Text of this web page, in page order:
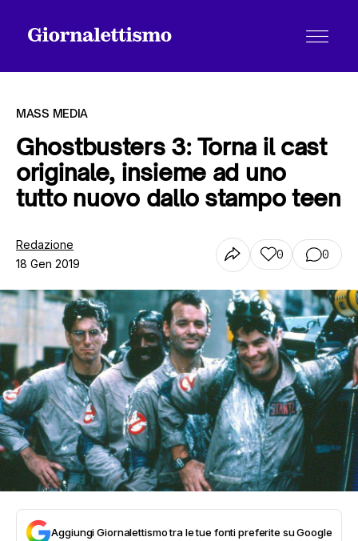
Tutti gli articoli
Chi siamo
Contatti
MASS MEDIA
Ghostbusters 3: Torna il cast
originale, insieme ad uno
tutto nuovo dallo stampo teen
Redazione
18 Gen 2019
0 0
Aggiungi Giornalettismo tra le tue fonti preferite su Google